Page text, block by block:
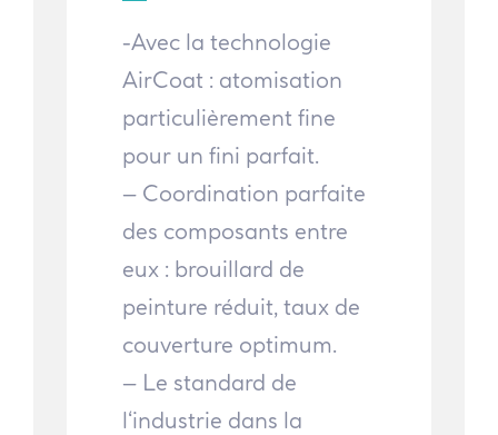
-Avec la technologie
AirCoat : atomisation
particulièrement fine
pour un fini parfait.
– Coordination parfaite
des composants entre
eux : brouillard de
peinture réduit, taux de ​
couverture optimum.
– Le standard de
l‘industrie dans la